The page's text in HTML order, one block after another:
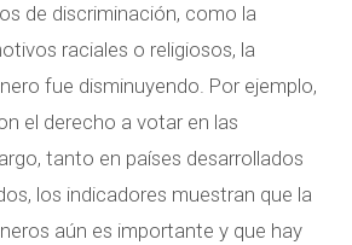
de discriminación, como la
raciales o religiosos, la
fue disminuyendo. Por ejemplo,
el derecho a votar en las
tanto en países desarrollados
los indicadores muestran que la
aún es importante y que hay